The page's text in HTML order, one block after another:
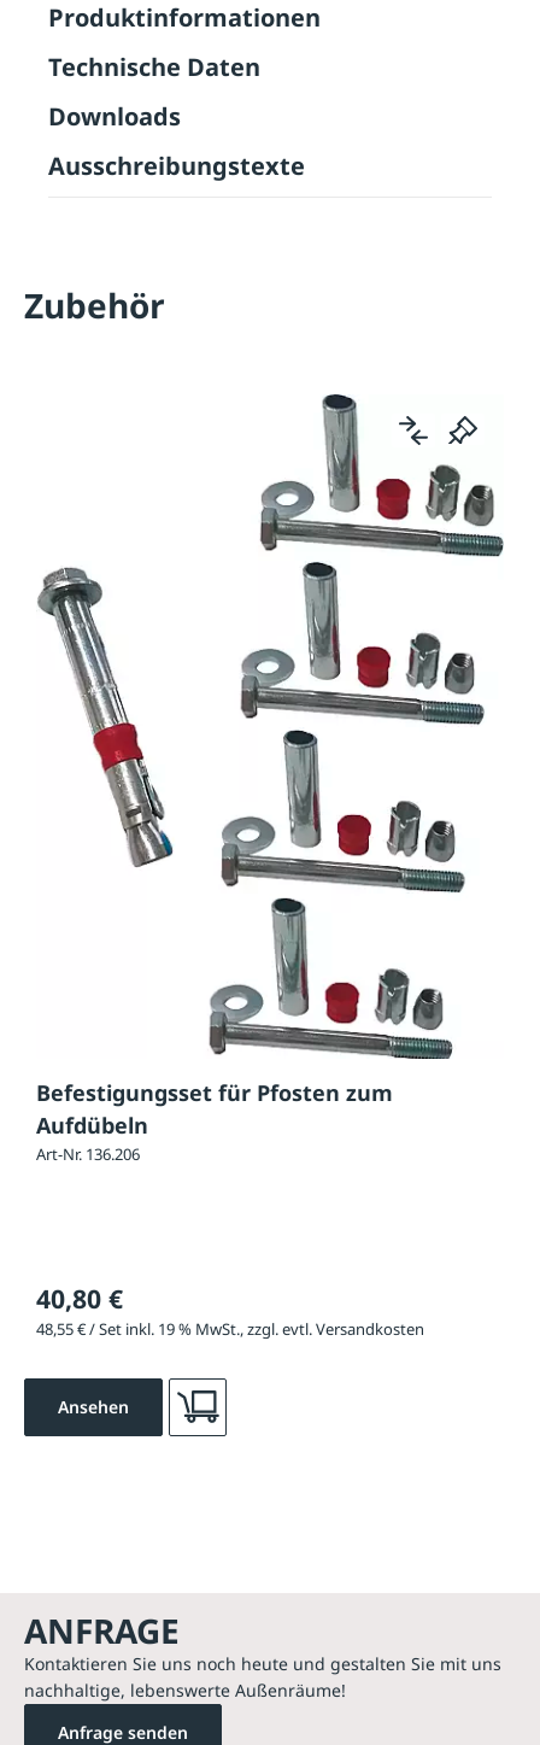
Produktinformationen
Technische Daten
Downloads
Ausschreibungstexte
Zubehör
Befestigungsset für Pfosten zum
Aufdübeln
Art-Nr. 136.206
40,80 €
48,55 € / Set inkl. 19 % MwSt., zzgl. evtl. Versandkosten
Ansehen
ANFRAGE
Kontaktieren Sie uns noch heute und gestalten Sie mit uns
nachhaltige, lebenswerte Außenräume!
Anfrage senden